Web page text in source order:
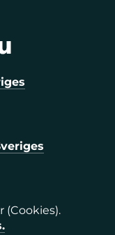
(Cookies).